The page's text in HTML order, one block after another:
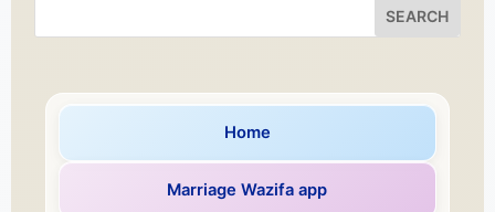
Home
Marriage Wazifa app